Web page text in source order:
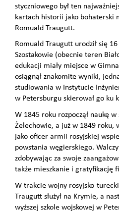
styczniowego był ten
kartach historii jako bohaterski
Romuald Traugutt.
Romuald Traugutt urodził się
Szostakowie (obecnie teren
edukacji miały miejsce w
osiągnął znakomite wyniki,
studiowania w Instytucie
w Petersburgu skierował go ku
W 1845 roku rozpoczął naukę
Żelechowie, a już w 1849 roku,
jako oficer armii rosyjskiej
powstania węgierskiego.
zdobywając za swoje
także mieszkanie i gratyfikację
W trakcie wojny rosyjsko-
Traugutt służył na Krymie, a
wyższej szkole wojskowej w